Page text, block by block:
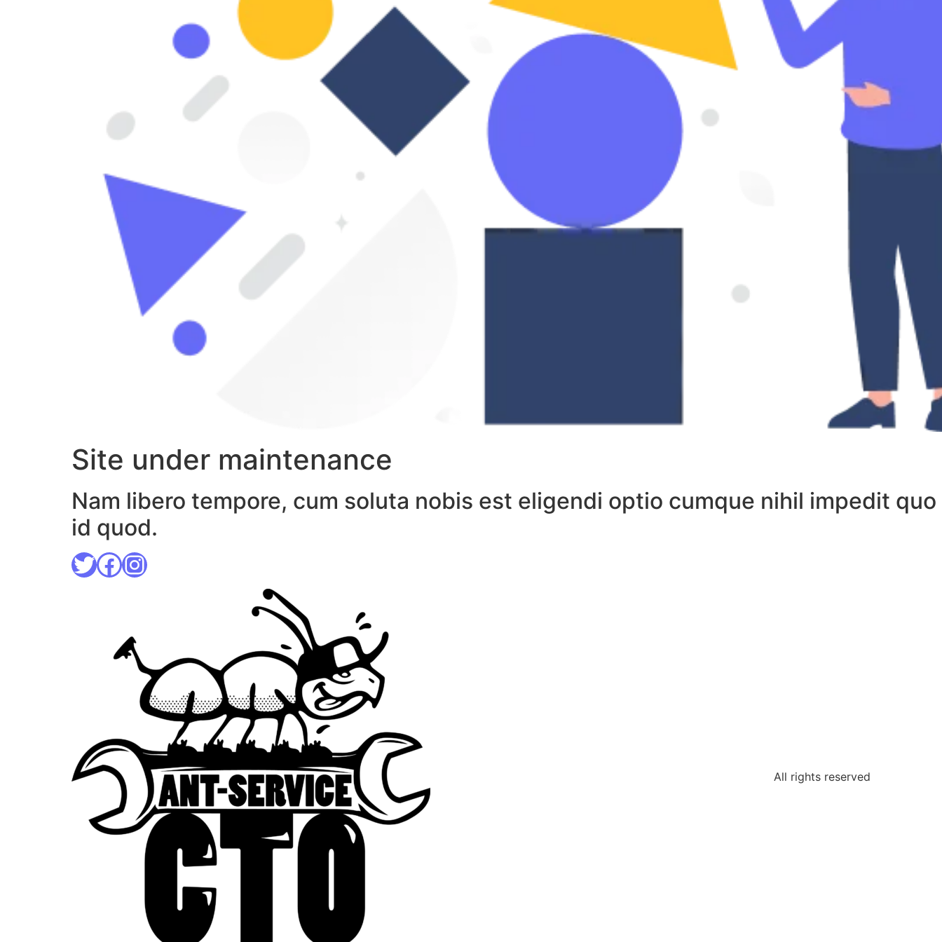
Site under maintenance
Nam libero tempore, cum soluta nobis est eligendi optio cumque nihil impedit quo
id quod.
All rights reserved